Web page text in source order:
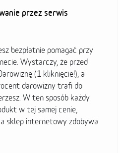
przez serwis
bezpłatnie pomagać przy
Wystarczy, że przed
(1 kliknięcie!), a
darowizny trafi do
W ten sposób każdy
w tej samej cenie,
sklep internetowy zdobywa